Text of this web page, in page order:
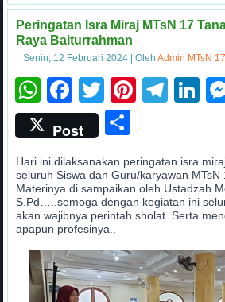
Peringatan Isra Miraj MTsN 17
Raya Baiturrahman
Senin, 12 Februari 2024 |Oleh Admin MTsN
WhatsApp
Facebook
Twitter
Post
Hari ini dilaksanakan peringatan isra
seluruh Siswa dan Guru/karyawan MTsN
Materinya di sampaikan oleh Ustadzah
S.Pd…..semoga dengan kegiatan ini
akan wajibnya perintah sholat. Serta
apapun profesinya..